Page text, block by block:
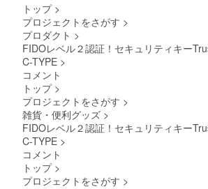
トップ >
プロジェクトをさがす >
プロダクト >
FIDOレベル２認証！セキュリティキー
C-TYPE >
コメント
トップ >
プロジェクトをさがす >
雑貨・便利グッズ >
FIDOレベル２認証！セキュリティキー
C-TYPE >
コメント
トップ >
プロジェクトをさがす >